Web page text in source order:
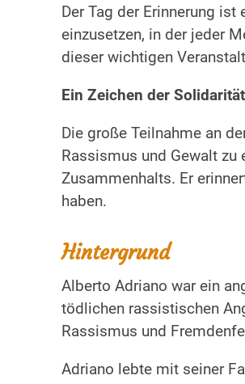
Der Tag der Erinnerung
einzusetzen, in der jeder
dieser wichtigen
Ein Zeichen der
Die große Teilnahme an
Rassismus und Gewalt zu
Zusammenhalts. Er
haben.
Hintergrund
Alberto Adriano war ein
tödlichen rassistischen
Rassismus und
Adriano lebte mit seiner